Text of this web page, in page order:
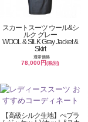
スカートスーツ ウール&シ
ルク グレー
WOOL & SILK Gray Jacket &
Skirt
通常価格
78,000円(税別)
【高級シルク生地】ぺプラ